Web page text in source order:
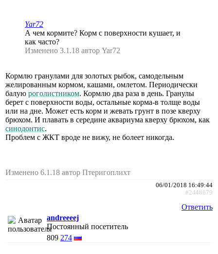
Yar72
А чем кормите? Корм с поверхности кушает, и
как часто?
Изменено 3.1.18 автор Yar72
Кормлю гранулами для золотых рыбок, самодельным
желированным кормом, кашами, омлетом. Периодически
балую роголистником. Кормлю два раза в день. Гранулы
берет с поверхности воды, остальные корма-в толще воды
или на дне. Может есть корм и жевать грунт в позе кверху
брюхом. И плавать в середине аквариума кверху брюхом, как
синодонтис.
Проблем с ЖКТ вроде не вижу, не болеет никогда.
Изменено 6.1.18 автор Птеригоплихт
06/01/2018 16:49:44
#2448679
Ответить
andreeeej
Постоянный посетитель
809 274